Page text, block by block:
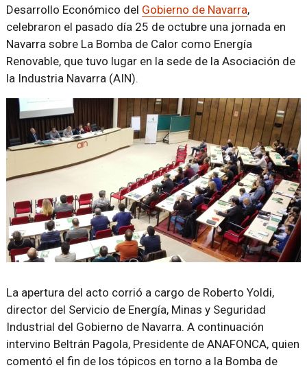
Desarrollo Económico del Gobierno de Navarra,
celebraron el pasado día 25 de octubre una jornada en
Navarra sobre La Bomba de Calor como Energía
Renovable, que tuvo lugar en la sede de la Asociación de
la Industria Navarra (AIN).
La apertura del acto corrió a cargo de Roberto Yoldi,
director del Servicio de Energía, Minas y Seguridad
Industrial del Gobierno de Navarra. A continuación
intervino Beltrán Pagola, Presidente de ANAFONCA, quien
comentó el fin de los tópicos en torno a la Bomba de